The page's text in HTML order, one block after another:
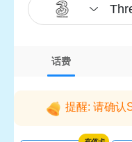
话费
提醒: 请确认